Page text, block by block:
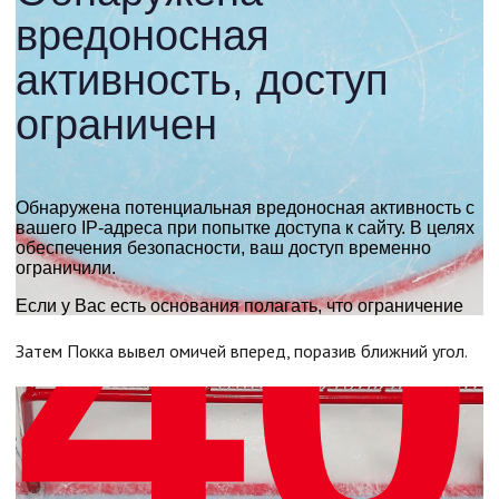
Затем Покка вывел омичей вперед, поразив ближний угол.